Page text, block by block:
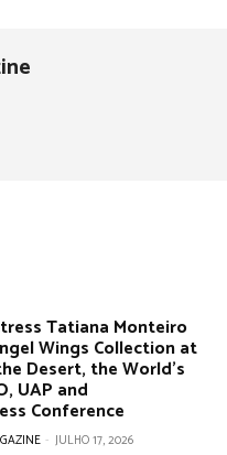
Tatiana Monteiro
Wings Collection at
Desert, the World’s
UAP and
Conference
- JULHO 17, 2026